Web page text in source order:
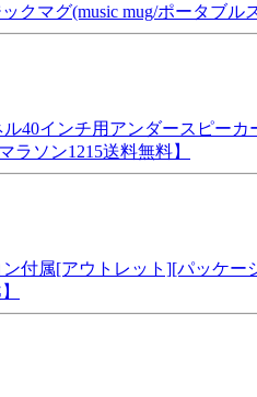
クマグ(music mug/ポータブル
40インチ用アンダースピー
ソン1215送料無料】
付属[アウトレット][パッケ